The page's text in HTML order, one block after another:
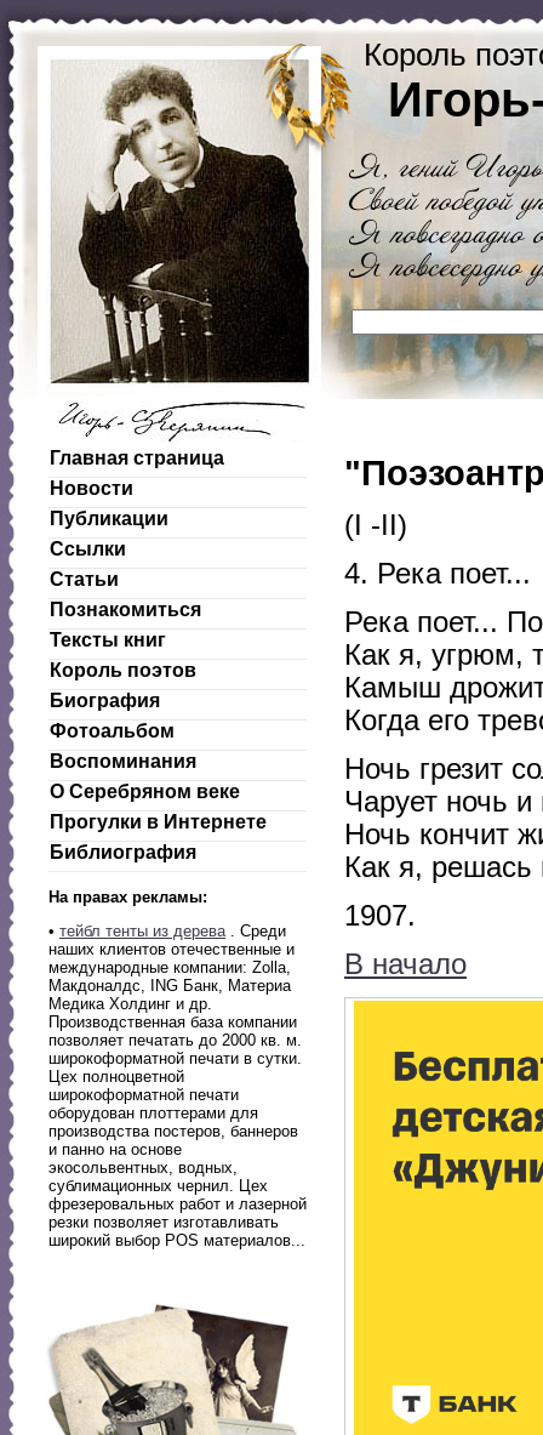
Король
Главная страница
Новости
Публикации
Ссылки
Статьи
Познакомиться
Тексты книг
Король поэтов
Биография
Фотоальбом
Воспоминания
О Серебряном веке
Прогулки в Интернете
Библиография
На правах рекламы:
• тейбл тенты из дерева. Среди
наших клиентов отечественные и
международные компании: Zolla,
Макдоналдс, ING Банк, Материа
Медика Холдинг и др.
Производственная база компании
позволяет печатать до 2000 кв. м.
широкоформатной печати в сутки.
Цех полноцветной
широкоформатной печати
оборудован плоттерами для
производства постеров, баннеров
и панно на основе
экосольвентных, водных,
сублимационных чернил. Цех
фрезеровальных работ и лазерной
резки позволяет изготавливать
широкий выбор POS материалов...
(I -II)
4. Река поет...
Река поет...
Как я, угрюм,
Камыш
Когда его
Ночь грезит
Чарует ночь
Ночь кончит
Как я, решась
1907.
В начало